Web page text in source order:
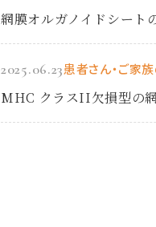
網膜オルガノイドシート
2025.06.23患者さん・ご家
MHC クラスII欠損型の